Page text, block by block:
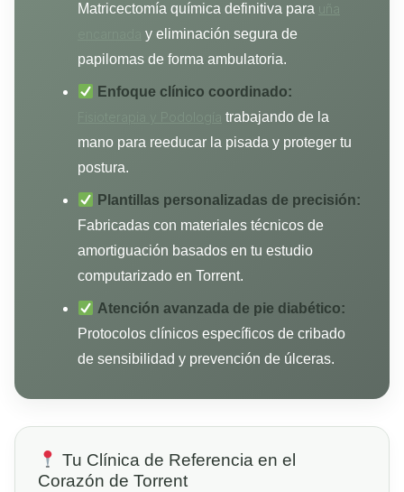
Matricectomía química definitiva para
y eliminación segura de
papilomas de forma ambulatoria.
Enfoque clínico coordinado:
trabajando de la
mano para reeducar la pisada y proteger tu
postura.
Plantillas personalizadas de precisión:
Fabricadas con materiales técnicos de
amortiguación basados en tu estudio
computarizado en Torrent.
Atención avanzada de pie diabético:
Protocolos clínicos específicos de cribado
de sensibilidad y prevención de úlceras.
Tu Clínica de Referencia en el
Corazón de Torrent